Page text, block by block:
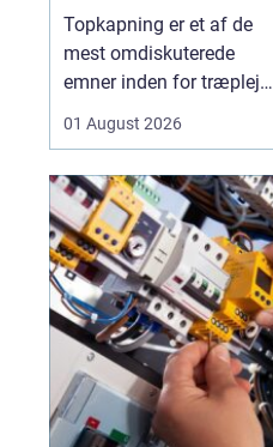
skal du være
opmærksom på?
Topkapning er et af de
mest omdiskuterede
emner inden for træpleje.
på et for højt træ tæt på
tænker, at problemet er
løst, hvis man bare s...
01 August 2026